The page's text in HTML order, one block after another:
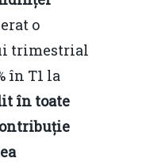
o
trimestrial
în T1 la
în toate